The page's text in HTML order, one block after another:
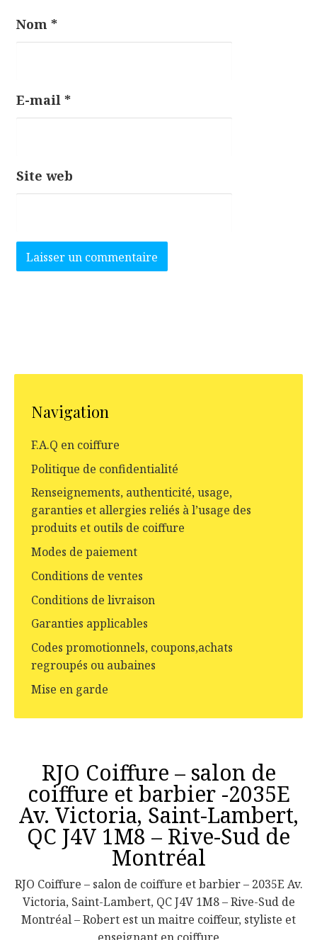
Nom *
E-mail *
Site web
Navigation
F.A.Q en coiffure
Politique de confidentialité
Renseignements, authenticité, usage,
garanties et allergies reliés à l’usage des
produits et outils de coiffure
Modes de paiement
Conditions de ventes
Conditions de livraison
Garanties applicables
Codes promotionnels, coupons,achats
regroupés ou aubaines
Mise en garde
RJO Coiffure – salon de
coiffure et barbier -2035E
Av. Victoria, Saint-Lambert,
QC J4V 1M8 – Rive-Sud de
Montréal
RJO Coiffure – salon de coiffure et barbier – 2035E Av.
Victoria, Saint-Lambert, QC J4V 1M8 – Rive-Sud de
Montréal – Robert est un maitre coiffeur, styliste et